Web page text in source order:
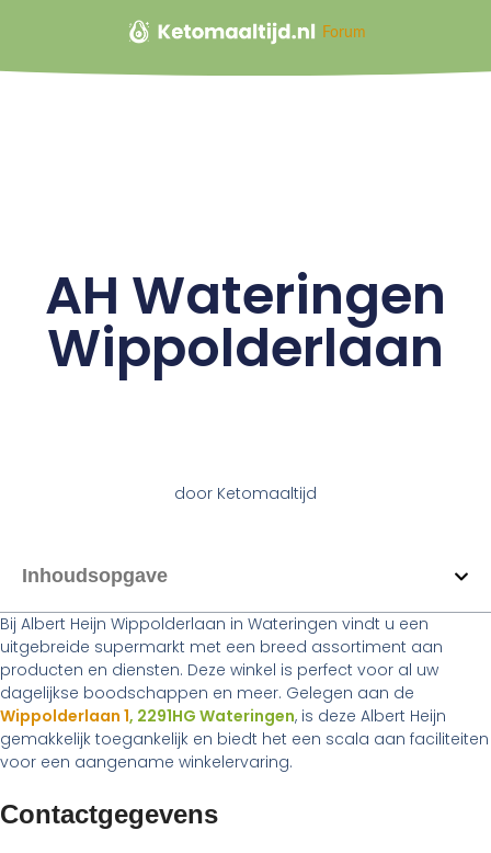
Forum
AH Wateringen
Wippolderlaan
doorKetomaaltijd
Inhoudsopgave
Bij Albert Heijn Wippolderlaan in Wateringen vindt u een
uitgebreide supermarkt met een breed assortiment aan
producten en diensten. Deze winkel is perfect voor al uw
dagelijkse boodschappen en meer. Gelegen aan de
Wippolderlaan 1, 2291HG Wateringen, is deze Albert Heijn
gemakkelijk toegankelijk en biedt het een scala aan faciliteiten
voor een aangename winkelervaring.
Contactgegevens